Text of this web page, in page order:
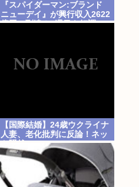
『スパイダーマン:ブランド
ニューデイ』が興行収入2622
億円に到達！2週目も好調に
【国際結婚】24歳ウクライナ
人妻、老化批判に反論！ネッ